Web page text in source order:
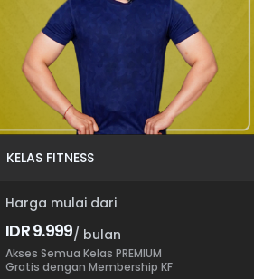
KELAS FITNESS
Harga mulai dari
IDR 9.999/ bulan
Akses Semua Kelas PREMIUM
Gratis dengan Membership KF